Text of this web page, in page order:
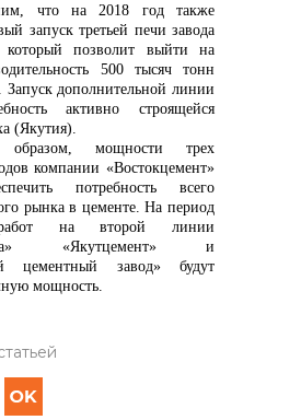
что на 2018 год также
запуск третьей печи завода
который позволит выйти на
500 тысяч тонн
Запуск дополнительной линии
активно строящейся
(Якутия).
образом, мощности трех
компании «Востокцемент»
потребность всего
рынка в цементе. На период
на второй линии
«Якутцемент» и
цементный завод» будут
мощность.